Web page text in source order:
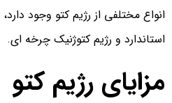
انواع مختلفی از رژیم کتو وجود
استاندارد و رژیم کتوژنیک چرخه ای.
مزایای رژیم کتو